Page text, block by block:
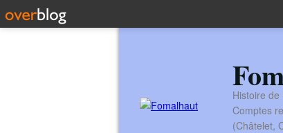
Histoire
Comptes
(Châtelet,